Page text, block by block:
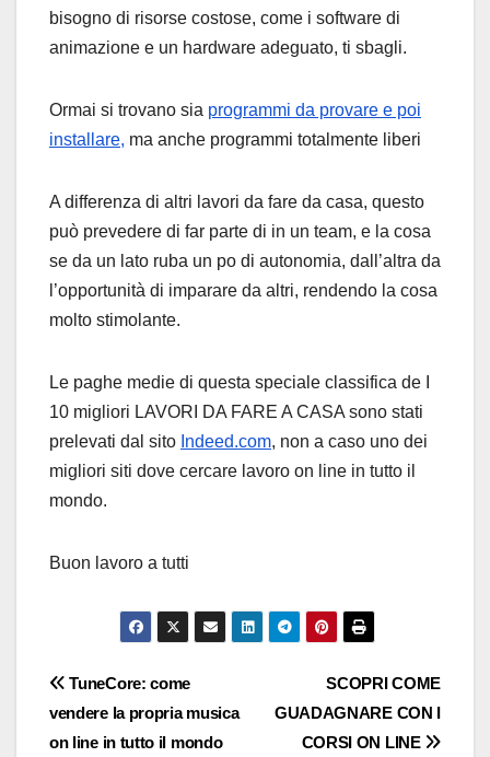
bisogno di risorse costose, come i software di
animazione e un hardware adeguato, ti sbagli.
Ormai si trovano sia programmi da provare e poi
installare, ma anche programmi totalmente liberi
A differenza di altri lavori da fare da casa, questo
può prevedere di far parte di in un team, e la cosa
se da un lato ruba un po di autonomia, dall’altra da
l’opportunità di imparare da altri, rendendo la cosa
molto stimolante.
Le paghe medie di questa speciale classifica de I
10 migliori LAVORI DA FARE A CASA sono stati
prelevati dal sito Indeed.com, non a caso uno dei
migliori siti dove cercare lavoro on line in tutto il
mondo.
Buon lavoro a tutti
Navigazione
articoli
SCOPRI COME
GUADAGNARE CON I
CORSI ON LINE
TuneCore: come
vendere la propria musica
on line in tutto il mondo